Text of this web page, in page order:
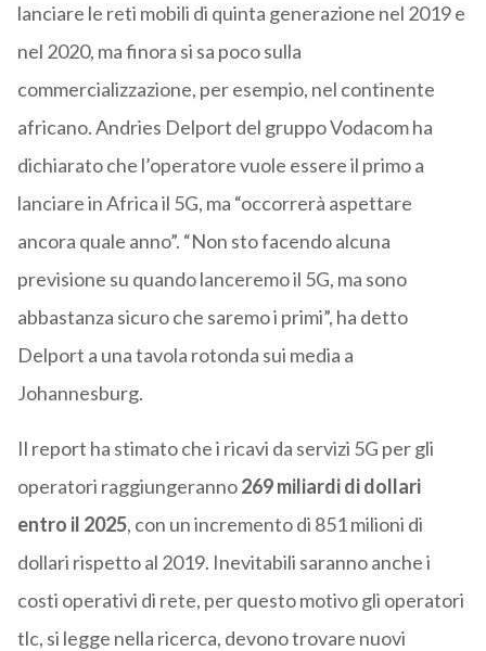
lanciare le reti mobili di quinta generazione nel 2019 e
nel 2020, ma finora si sa poco sulla
commercializzazione, per esempio, nel continente
africano. Andries Delport del gruppo Vodacom ha
dichiarato che l’operatore vuole essere il primo a
lanciare in Africa il 5G, ma “occorrerà aspettare
ancora quale anno”. “Non sto facendo alcuna
previsione su quando lanceremo il 5G, ma sono
abbastanza sicuro che saremo i primi”, ha detto
Delport a una tavola rotonda sui media a
Johannesburg.
Il report ha stimato che i ricavi da servizi 5G per gli
operatori raggiungeranno269 miliardi di dollari
entro il 2025, con un incremento di 851 milioni di
dollari rispetto al 2019. Inevitabili saranno anche i
costi operativi di rete, per questo motivo gli operatori
tlc, si legge nella ricerca, devono trovare nuovi